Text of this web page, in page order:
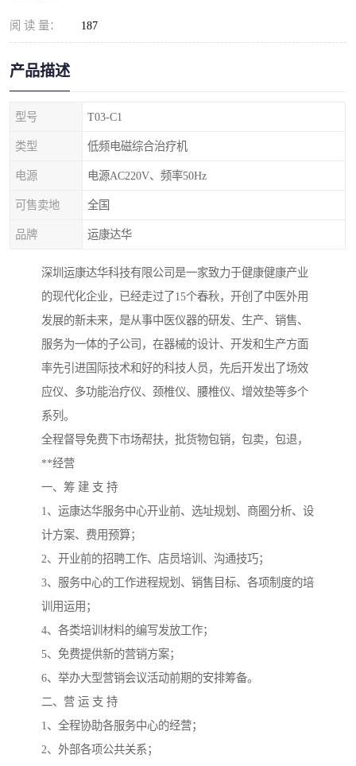
阅 读 量： 187
产品描述
型号 T03-C1
类型 低频电磁综合治疗机
电源 电源AC220V、频率50Hz
可售卖地 全国
品牌 运康达华
深圳运康达华科技有限公司是一家致力于健康健康产业
的现代化企业，已经走过了15个春秋，开创了中医外用
发展的新未来，是从事中医仪器的研发、生产、销售、
服务为一体的子公司，在器械的设计、开发和生产方面
率先引进国际技术和好的科技人员，先后开发出了场效
应仪、多功能治疗仪、颈椎仪、腰椎仪、增效垫等多个
系列。
全程督导免费下市场帮扶，批货物包销，包卖，包退，
**经营
一、筹 建 支 持
1、运康达华服务中心开业前、选址规划、商圈分析、设
计方案、费用预算；
2、开业前的招聘工作、店员培训、沟通技巧；
3、服务中心的工作进程规划、销售目标、各项制度的培
训用运用；
4、各类培训材料的编写发放工作；
5、免费提供新的营销方案；
6、举办大型营销会议活动前期的安排筹备。
二、营 运 支 持
1、全程协助各服务中心的经营；
2、外部各项公共关系；